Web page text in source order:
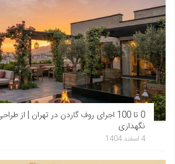
0 تا 100 اجرای روف گاردن در تهران | از
نگهداری
4 اسفند 1404